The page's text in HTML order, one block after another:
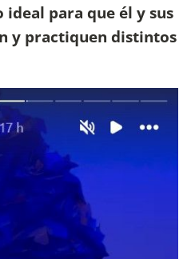
para que él y sus
y practiquen distintos